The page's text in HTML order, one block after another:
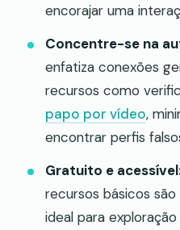
encorajar uma
Concentre-se na
enfatiza conexões
recursos como
papo por vídeo,
encontrar perfis
Gratuito e
recursos básicos
ideal para